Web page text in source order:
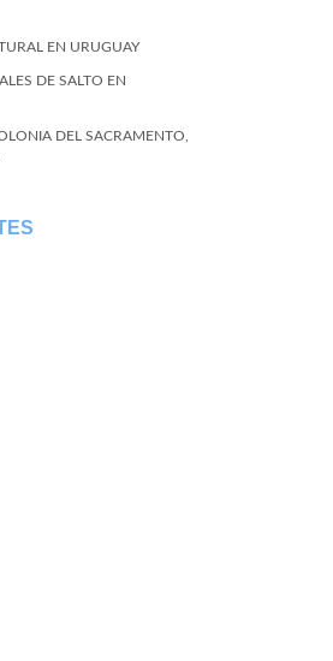
EN URUGUAY
DE SALTO EN
DEL SACRAMENTO,